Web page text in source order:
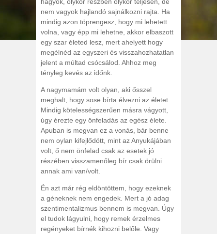
nem vagyok hajlandó sajnálkozni rajta. Ha
mindig azon töprengesz, hogy mi lehetett
volna, vagy épp mi lehetne, akkor elbaszott
egy szar életed lesz, mert ahelyett hogy
megélnéd az egyszeri és visszahozhatatlan
jelent a múltad csócsálod. Ahhoz meg
tényleg kevés az időnk.
A nagymamám volt olyan, aki ősszel
meghalt, hogy sose bírta élvezni az életet.
Mindig kötelességszerűen másra vágyott,
úgy érezte egy önfeladás az egész élete.
Apuban is megvan ez a vonás, bár benne
nem oylan kifejlődött, mint az Anyukájában
volt, ő nem önfelad csak az esetek jó
részében visszamenőleg bír csak örülni
annak ami van/volt.
Én azt már rég eldöntöttem, hogy ezeknek
a géneknek nem engedek. Mert a jó adag
szentimentalizmus bennem is megvan. Úgy
el tudok lágyulni, hogy remek érzelmes
regényeket bírnék kihozni belőle. Vagy